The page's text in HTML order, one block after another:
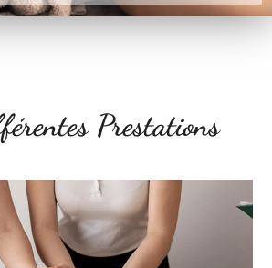
Prestations